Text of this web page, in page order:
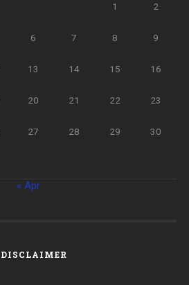
1 2
6 7 8 9
13 14 15 16
20 21 22 23
27 28 29 30
« Apr
DISCLAIMER